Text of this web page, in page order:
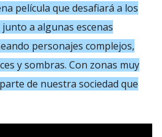
película que desafiará a los
a algunas escenas
personajes complejos,
y sombras. Con zonas muy
de nuestra sociedad que